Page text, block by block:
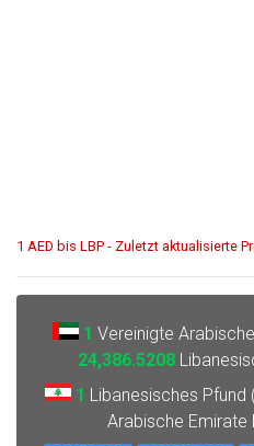
1 AED bis LBP - Zuletzt aktualisierte
1 Vereinigte
24,386.5208
1 Libanesisches Pfund
Arabische Emirate